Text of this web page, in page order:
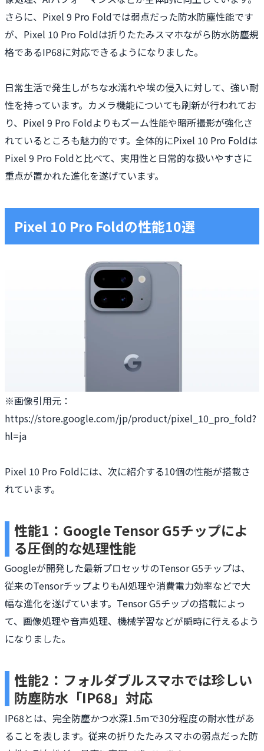
さらに、Pixel 9 Pro Foldでは弱点だった防水防塵性能です
が、Pixel 10 Pro Foldは折りたたみスマホながら防水防塵規
格であるIP68に対応できるようになりました。
日常生活で発生しがちな水濡れや埃の侵入に対して、強い耐
性を持っています。カメラ機能についても刷新が行われてお
り、Pixel 9 Pro Foldよりもズーム性能や暗所撮影が強化さ
れているところも魅力的です。全体的にPixel 10 Pro Foldは
Pixel 9 Pro Foldと比べて、実用性と日常的な扱いやすさに
重点が置かれた進化を遂げています。
Pixel 10 Pro Foldの性能10選
※画像引用元：
https://store.google.com/jp/product/pixel_10_pro_fold?
hl=ja
Pixel 10 Pro Foldには、次に紹介する10個の性能が搭載さ
れています。
性能1：Google Tensor G5チップによ
る圧倒的な処理性能
Googleが開発した最新プロセッサのTensor G5チップは、
従来のTensorチップよりもAI処理や消費電力効率などで大
幅な進化を遂げています。Tensor G5チップの搭載によっ
て、画像処理や音声処理、機械学習などが瞬時に行えるよう
になりました。
性能2：フォルダブルスマホでは珍しい
防塵防水「IP68」対応
IP68とは、完全防塵かつ水深1.5mで30分程度の耐水性があ
ることを表します。従来の折りたたみスマホの弱点だった防